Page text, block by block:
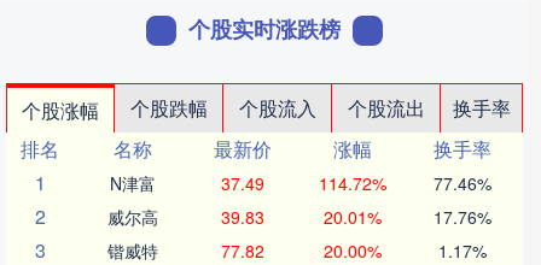
个股实时涨跌榜
个股涨幅 个股跌幅 个股流入 个股流出
换手率
排名
名称 最新价 涨幅
换手率
1
N津富 37.49 114.72% 77.46%
2 威尔高 39.83 20.01% 17.76%
3 锴威特 77.82 20.00% 1.17%